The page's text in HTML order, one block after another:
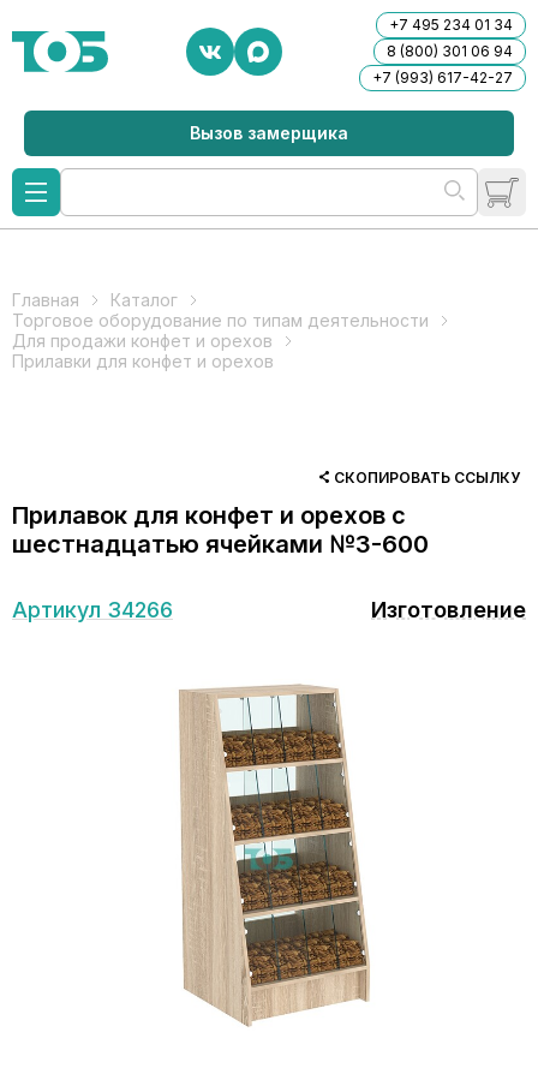
+7 495 234 01 34
8 (800) 301 06 94
+7 (993) 617-42-27
Вызов замерщика
Главная
Каталог
Торговое оборудование по типам деятельности
Для продажи конфет и орехов
Прилавки для конфет и орехов
СКОПИРОВАТЬ ССЫЛКУ
Прилавок для конфет и орехов с
шестнадцатью ячейками №3-600
Артикул 34266 Изготовление